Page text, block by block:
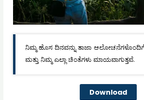
ನಿಮ್ಮ ಹೊಸ ದಿನವನ್ನು ತಾಜಾ ಆಲೋಚನೆಗಳೊಂದಿಗೆ
ಮತ್ತು ನಿಮ್ಮ ಎಲ್ಲಾ ಚಿಂತೆಗಳು ಮಾಯವಾಗುತ್ತವೆ.
Download